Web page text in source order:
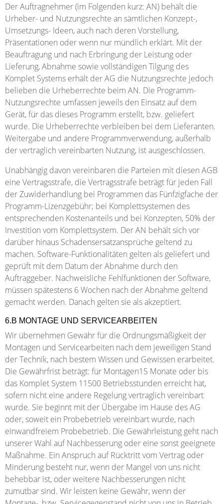
Der Auftragnehmer (im Folgenden kurz: AN) behält die
Urheber- und Nutzungsrechte an sämtlichen Konzept-,
Umsetzungs- Ideen, auch nach deren Vorstellung,
Präsentationen oder wenn nur mündlich erklärt. Mit der
Beauftragung und nach Erbringung der Leistung oder
Lieferung, Abnahme sowie vollständigen Tilgung des
Komplet Systems erhält der AG die Nutzungsrechte jedoch
belieben die Urheberrechte beim AN. Die Programm-
Nutzungsrechte umfassen jeweils den Einsatz auf dem
Gerät, für das dieses Programm erstellt, bzw. geliefert
wurde. Die Urheberrechte verbleiben bei dem Lieferanten.
Weitergabe und andere Programmverwendung, außerhalb
der vertraglich vereinbarten Nutzung, ist ausgeschlossen.
Unabhängig davon vereinbaren die Parteien mit diesen AGB
eine Vertragsstrafe, die Vertragsstrafe beträgt für jeden Fall
der Zuwiderhandlung bei Programmen das Fünfzigfache der
Programm-Lizenzgebühr; bei Komplettsystemen des
entsprechenden Kostenanteils und bei Konzepten, 50% der
Investition vom Komplettsystem. Der AN behält sich vor
darüber hinaus Schadensersatzansprüche geltend zu
machen. Software-Funktionalitäten gelten als geliefert und
geprüft mit dem Datum der Abnahme durch den
Auftraggeber. Nachweisliche Fehlfunktionen der Software,
müssen spätestens 6 Wochen nach der Abnahme geltend
gemacht werden. Danach gelten sie als akzeptiert.
6.B MONTAGE UND SERVICEARBEITEN
Wir übernehmen Gewähr für die Ordnungsmäßigkeit der
Montagen und Servicearbeiten nach dem jeweiligen Stand
der Technik, nach bestem Wissen und Gewissen erarbeitet.
Die Gewährfrist beträgt: für Montagen15 Monate oder bis
das Komplet System 11500 Betriebsstunden erreicht hat,
sofern nicht eine andere Regelung vertraglich vereinbart
wurde. Sie beginnt mit der Übergabe im Hause des AG
oder, soweit ein Probebetrieb vereinbart wurde, nach
einwandfreiem Probebetrieb. Die Gewährleistung geht nach
unserer Wahl auf Nachbesserung oder eine sonst geeignete
Maßnahme. Ein Anspruch auf Rücktritt vom Vertrag oder
Minderung besteht nur, wenn der Mangel von uns nicht
behebbar ist, oder weitere Nachbesserungen nicht
zumutbar sind. Wir leisten keine Gewähr, wenn der